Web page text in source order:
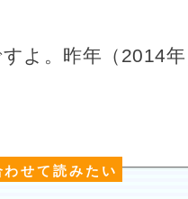
よ。昨年（2014